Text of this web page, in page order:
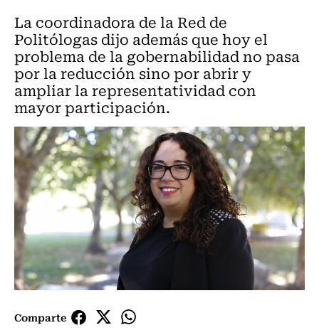
La coordinadora de la Red de
Politólogas dijo además que hoy el
problema de la gobernabilidad no pasa
por la reducción sino por abrir y
ampliar la representatividad con
mayor participación.
Comparte